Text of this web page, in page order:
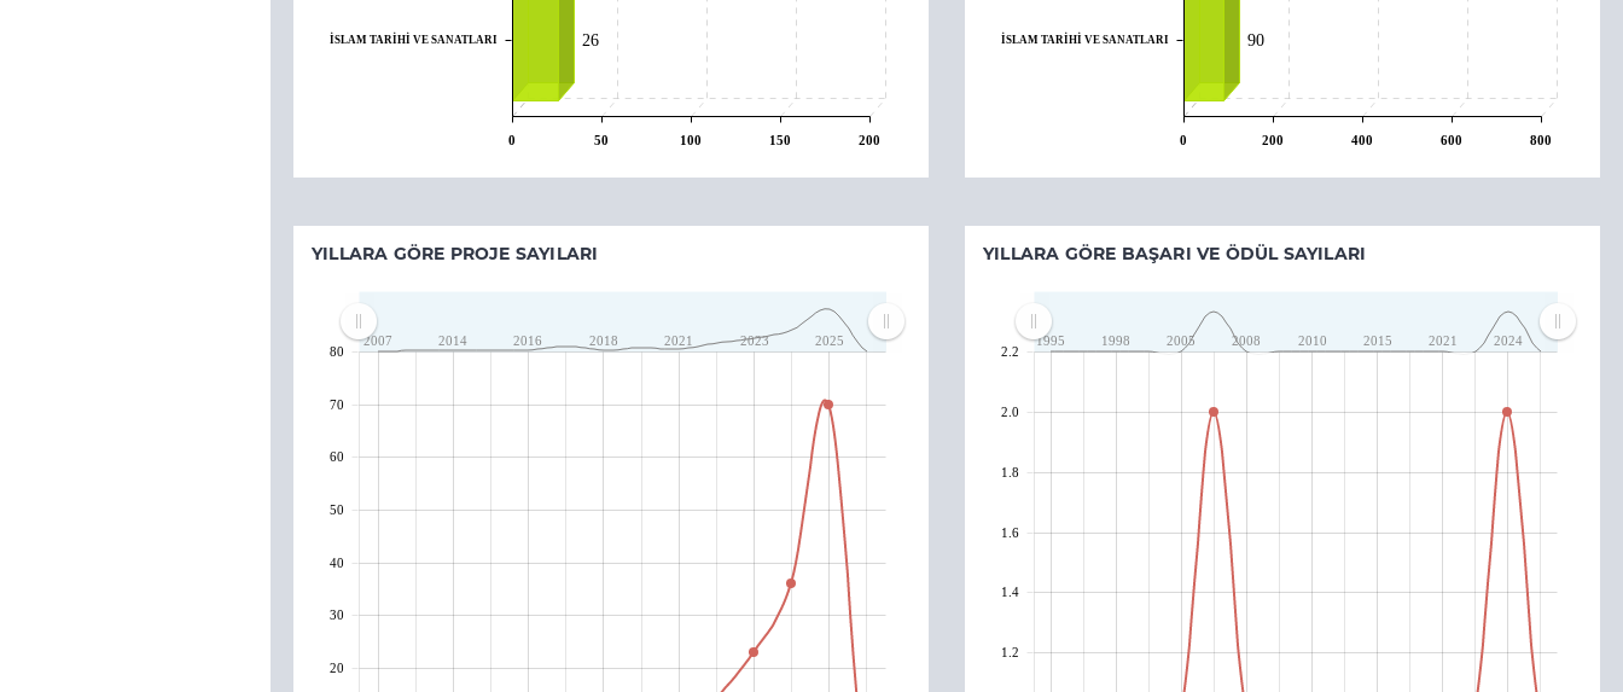
26
İSLAM TARİHİ VE SANATLARI
0 50 100 150 200
90
İSLAM TARİHİ VE SANATLARI
0 200 400 600 800
YILLARA GÖRE PROJE SAYILARI
2007 2014 2016 2018 2021 2023 2025
20
30
40
50
60
70
80
YILLARA GÖRE BAŞARI VE ÖDÜL SAYILARI
1995 1998 2005 2008 2010 2015 2021 2024
1.2
1.4
1.6
1.8
2.0
2.2